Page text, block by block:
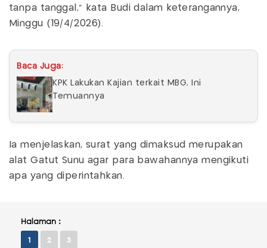
tanpa tanggal,” kata Budi dalam keterangannya,
Minggu (19/4/2026).
Baca Juga:
KPK Lakukan Kajian terkait MBG, Ini
Temuannya
Ia menjelaskan, surat yang dimaksud merupakan
alat Gatut Sunu agar para bawahannya mengikuti
apa yang diperintahkan.
Halaman :
1 2 3